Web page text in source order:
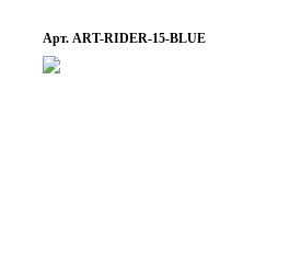
Арт. ART-RIDER-15-BLUE